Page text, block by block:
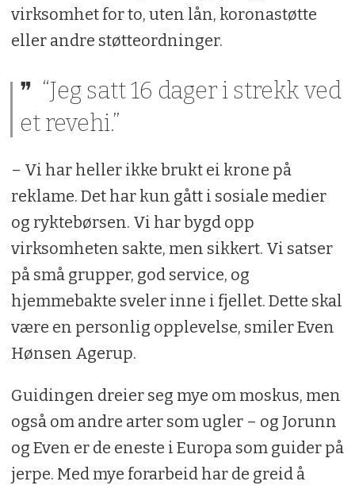
virksomhet for to, uten lån, koronastøtte
eller andre støtteordninger.
“Jeg satt 16 dager i strekk ved
et revehi.”
– Vi har heller ikke brukt ei krone på
reklame. Det har kun gått i sosiale medier
og ryktebørsen. Vi har bygd opp
virksomheten sakte, men sikkert. Vi satser
på små grupper, god service, og
hjemmebakte sveler inne i fjellet. Dette skal
være en personlig opplevelse, smiler Even
Hønsen Agerup.
Guidingen dreier seg mye om moskus, men
også om andre arter som ugler – og Jorunn
og Even er de eneste i Europa som guider på
jerpe. Med mye forarbeid har de greid å